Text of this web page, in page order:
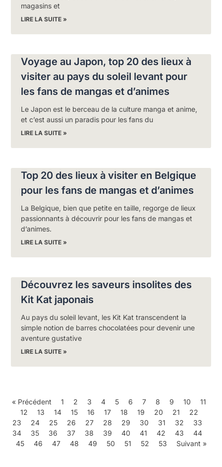
magasins et
LIRE LA SUITE »
Voyage au Japon, top 20 des lieux à
visiter au pays du soleil levant pour
les fans de mangas et d’animes
Le Japon est le berceau de la culture manga et anime,
et c’est aussi un paradis pour les fans du
LIRE LA SUITE »
Top 20 des lieux à visiter en Belgique
pour les fans de mangas et d’animes
La Belgique, bien que petite en taille, regorge de lieux
passionnants à découvrir pour les fans de mangas et
d’animes.
LIRE LA SUITE »
Découvrez les saveurs insolites des
Kit Kat japonais
Au pays du soleil levant, les Kit Kat transcendent la
simple notion de barres chocolatées pour devenir une
aventure gustative
LIRE LA SUITE »
« Précédent 1 2 3 4 5 6 7 8 9 10
11
12
13 14 15 16 17 18 19 20 21
22
23
24 25 26 27 28 29 30 31 32
33
34
35 36 37 38 39 40 41 42 43
44
45
46 47 48 49 50 51 52 53 Suivant »